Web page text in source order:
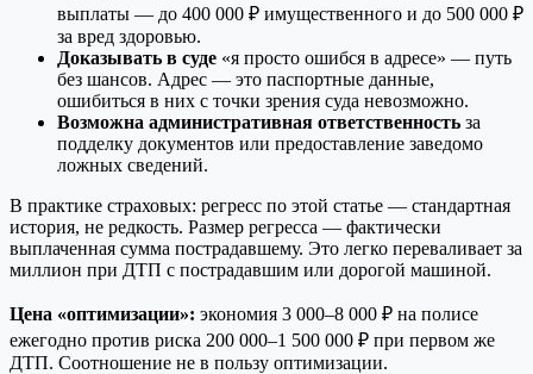
выплаты — до 400 000 ₽ имущественного и до 500 000 ₽
за вред здоровью.
Доказывать в суде «я просто ошибся в адресе» — путь
без шансов. Адрес — это паспортные данные,
ошибиться в них с точки зрения суда невозможно.
Возможна административная ответственность за
подделку документов или предоставление заведомо
ложных сведений.
В практике страховых: регресс по этой статье — стандартная
история, не редкость. Размер регресса — фактически
выплаченная сумма пострадавшему. Это легко переваливает за
миллион при ДТП с пострадавшим или дорогой машиной.
Цена «оптимизации»: экономия 3 000–8 000 ₽ на полисе
ежегодно против риска 200 000–1 500 000 ₽ при первом же
ДТП. Соотношение не в пользу оптимизации.